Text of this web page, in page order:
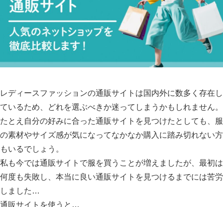
レディースファッションの通販サイトは国内外に数多く存在し
ているため、どれを選ぶべきか迷ってしまうかもしれません。
たとえ自分の好みに合った通販サイトを見つけたとしても、服
の素材やサイズ感が気になってなかなか購入に踏み切れない方
もいるでしょう。
私も今では通販サイトで服を買うことが増えましたが、最初は
何度も失敗し、本当に良い通販サイトを見つけるまでには苦労
しました…
通販サイトを使うと…